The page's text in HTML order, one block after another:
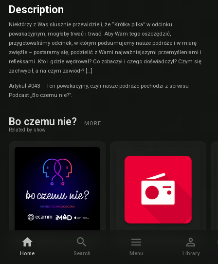
Home Search Menu Library
Description
Niektórzy z Was słusznie przewidzieli, że “Krótka piłka” w odcinku
powakacyjnym, mogłaby trwać i trwać. Aby Wam tego oszczędzić,
przygotowaliśmy odcinek, w którym podsumujemy nasze podróże i w miarę
zwięźle – postaramy się, podzielić z Wami najważniejszymi przemyśleniami i
refleksami. Kto i gdzie wędrował? Co zobaczył i czego doświadczył? Czym się
zachwycił, a na czym zawiódł? […]
Artykuł #043 – Ten powakacyjny, czyli nasze podróże pochodzi z serwisu
Podcast „Bo czemu nie?”
Bo czemu nie? MORE
Related by show
#318 – Aplikacje, dla których istnieje macOS#317 – Daniel Olszewski, obniżki